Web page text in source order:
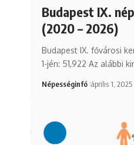
Budapest IX.
(2020 – 2026)
Budapest IX. fővárosi
1-jén: 51,922 Az alábbi
Népességinfó április 1, 2025